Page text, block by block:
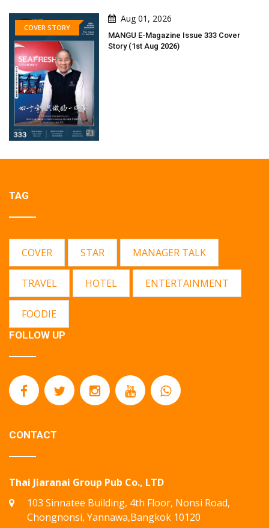
COVER STORY
Aug 01, 2026
MANGU E-Magazine Issue 333 Cover
Story (1st Aug 2026)
TAG
COVER STAR MANAGER TALK
TRAVEL HOTEL ENTERTAINMENT
FOODIE
FOLLOW UP
CONTACT
Thai Jiaranai Group Pub Co., LTD
103 Sinnatee Building, 4th Floor, Nonsi Road,
Chongnonsi, Yannawa,Bangkok 10120